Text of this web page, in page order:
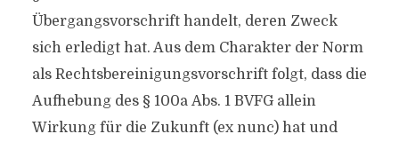
Übergangsvorschrift handelt, deren Zweck
sich erledigt hat. Aus dem Charakter der Norm
als Rechtsbereinigungsvorschrift folgt, dass die
Aufhebung des § 100a Abs. 1 BVFG allein
Wirkung für die Zukunft (ex nunc) hat und